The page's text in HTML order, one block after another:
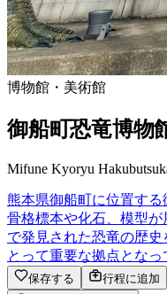
博物館・美術館
御船町恐竜博物
Mifune Kyoryu
熊本県御船町に位置す
骨格標本や化石、模型
で発見された恐竜の歴
とって重要な拠点となっ
保存する
行程に追加